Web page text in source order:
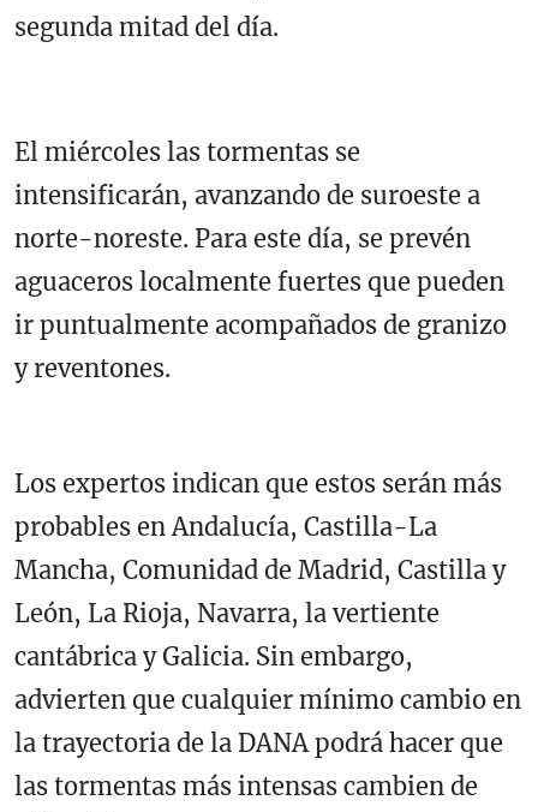
segunda mitad del día.
El miércoles las tormentas se
intensificarán, avanzando de suroeste a
norte-noreste. Para este día, se prevén
aguaceros localmente fuertes que pueden
ir puntualmente acompañados de granizo
y reventones.
Los expertos indican que estos serán más
probables en Andalucía, Castilla-La
Mancha, Comunidad de Madrid, Castilla y
León, La Rioja, Navarra, la vertiente
cantábrica y Galicia. Sin embargo,
advierten que cualquier mínimo cambio en
la trayectoria de la DANA podrá hacer que
las tormentas más intensas cambien de